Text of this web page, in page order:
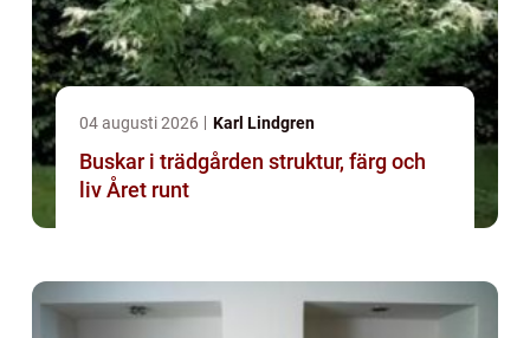
04 augusti 2026 Karl Lindgren
Buskar i trädgården struktur, färg och
liv Året runt